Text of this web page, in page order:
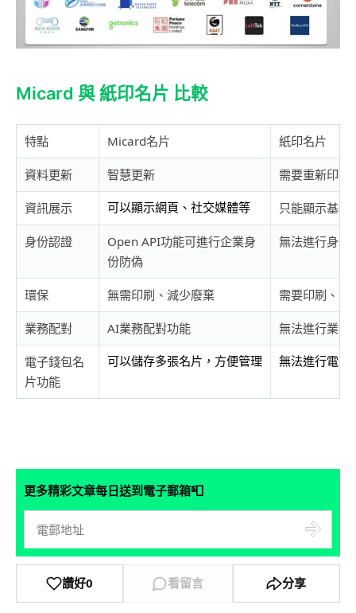
Micard 與 紙印名片 比較
特點 Micard名片 紙印名片
資料更新 智慧更新 需要重新印製
資訊展示 可以顯示網頁、社交媒體等 只能顯示基本
身份認證
Open API功能可進行企業身
份防偽
無法進行身份
環保 無需印刷、減少廢棄 需要印刷、容
業務配對 AI業務配對功能 無法進行業務
電子錢包名
片功能
可以儲存多張名片，方便管理
更多精彩文章每日送到電子郵箱📮
讚好0 看留言 分享